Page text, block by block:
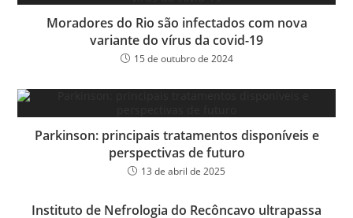
Moradores do Rio são infectados com nova
variante do vírus da covid-19
15 de outubro de 2024
Parkinson: principais tratamentos disponíveis e
perspectivas de futuro
13 de abril de 2025
Instituto de Nefrologia do Recôncavo ultrapassa